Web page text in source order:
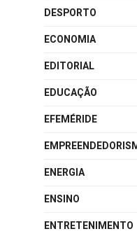
DESPORTO
ECONOMIA
EDITORIAL
EDUCAÇÃO
EFEMÉRIDE
ENERGIA
ENSINO
ENTRETENIMENTO